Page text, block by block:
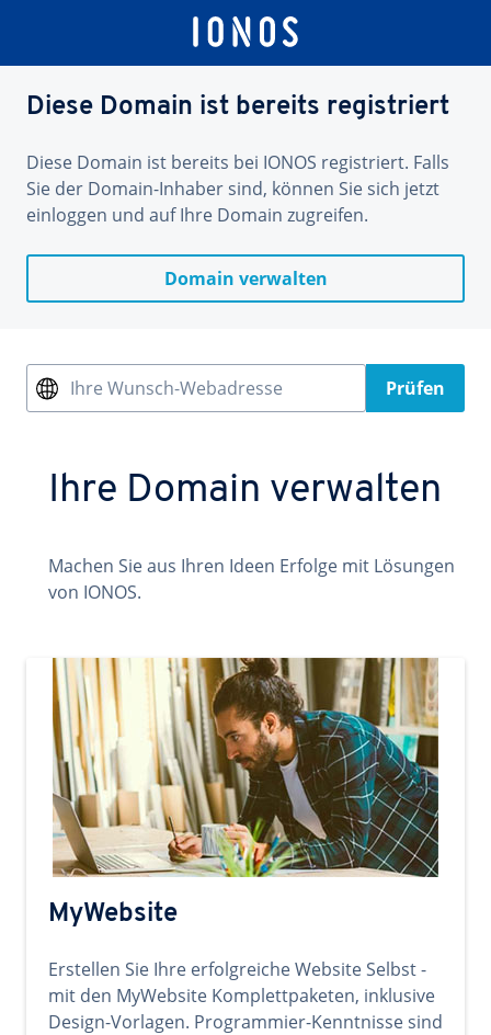
Diese Domain ist bereits registriert
Diese Domain ist bereits bei IONOS registriert. Falls
Sie der Domain-Inhaber sind, können Sie sich jetzt
einloggen und auf Ihre Domain zugreifen.
Domain verwalten
Ihre Wunsch-Webadresse Prüfen
Ihre Domain verwalten
Machen Sie aus Ihren Ideen Erfolge mit Lösungen
von IONOS.
MyWebsite
Erstellen Sie Ihre erfolgreiche Website Selbst -
mit den MyWebsite Komplettpaketen, inklusive
Design-Vorlagen. Programmier-Kenntnisse sind